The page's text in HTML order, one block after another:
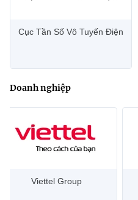
Cục Tần Số Vô Tuyến Điện
Doanh nghiệp
Đại học Bách Khoa, TP